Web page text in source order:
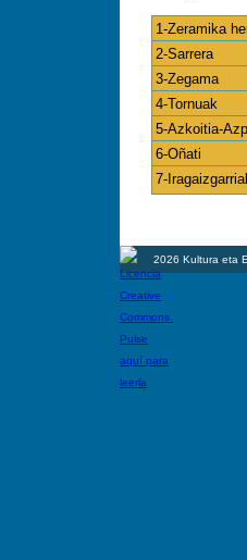
1-Zeramika
2-Sarrera
3-Zegama
4-Tornuak
5-Azkoitia-
6-Oñati
7-
2026 Kultura eta